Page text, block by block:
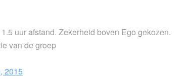
uur afstand. Zekerheid boven Ego gekozen.
van de groep
2015